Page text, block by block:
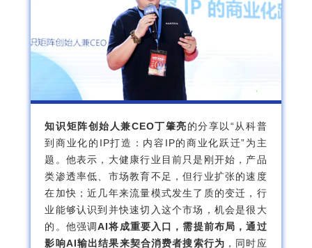
知识矩阵创始人兼CEO丁肇亮的分享以“从科普
到商业化的IP打造：内容IP的商业化跃迁”为主
题。他表示，大健康行业目前只是刚开始，产品
类渗透率低、市场教育不足，但行业扩张的速度
在加快；近几年来流量模式发生了质的变迁，行
业能够认识到并快速切入这个市场，机会是很大
的。他强调AI将成重要入口，需提前布局，通过
影响AI输出结果来契合消费者搜索行为 ，同时应